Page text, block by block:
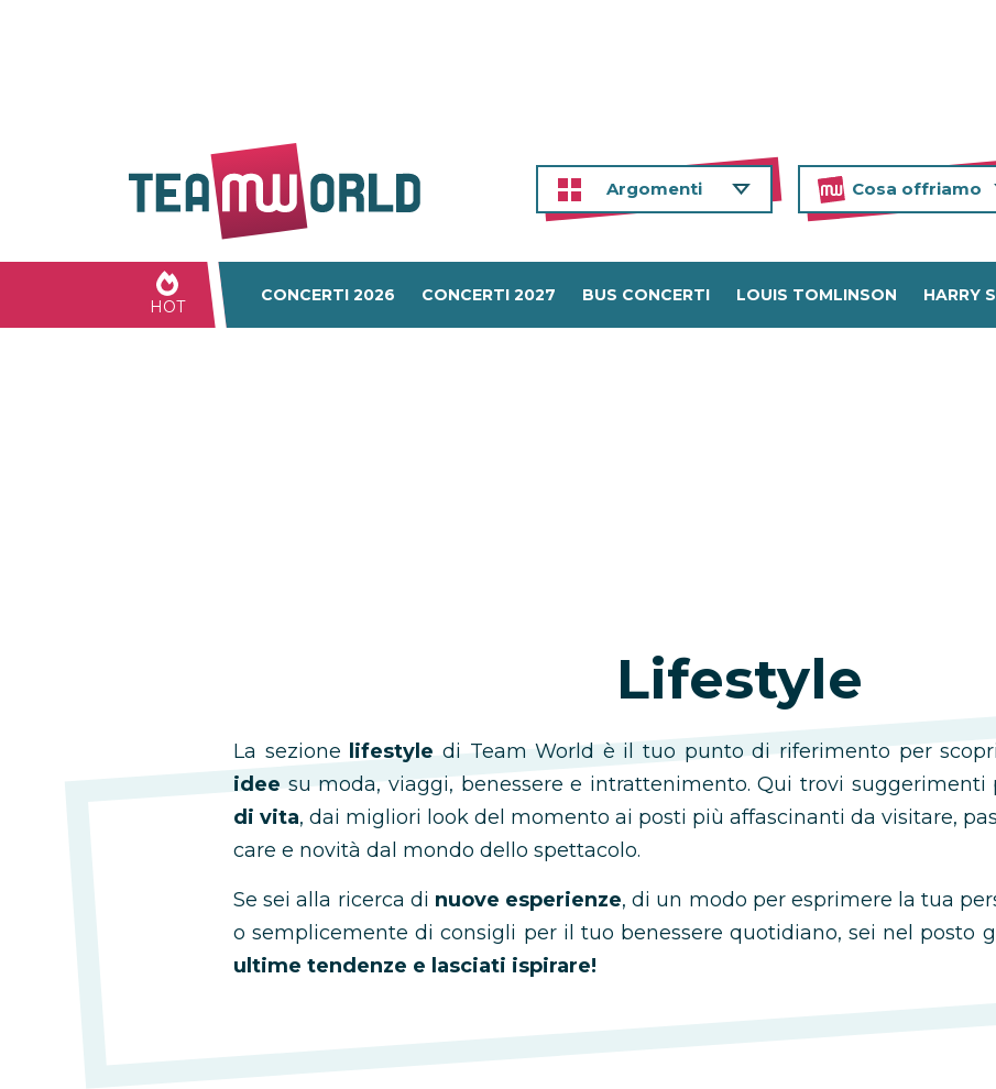
Argomenti Cosa offriamo
HOT
CONCERTI 2026 CONCERTI 2027 BUS CONCERTI LOUIS TOMLINSON HARRY
Lifestyle
La sezione lifestyle di Team World è il tuo punto di riferimento per
idee su moda, viaggi, benessere e intrattenimento. Qui trovi
di vita, dai migliori look del momento ai posti più affascinanti da visitare,
care e novità dal mondo dello spettacolo.
Se sei alla ricerca di nuove esperienze, di un modo per esprimere la tua
o semplicemente di consigli per il tuo benessere quotidiano, sei nel posto
ultime tendenze e lasciati ispirare!